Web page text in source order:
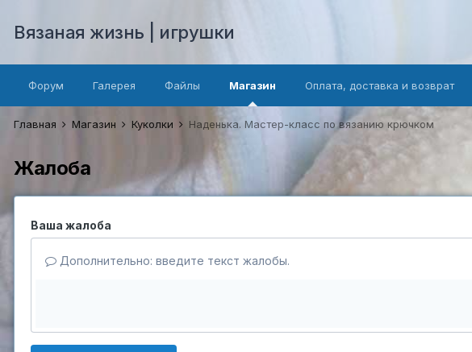
Вязаная жизнь | игрушки
Форум Галерея Файлы Магазин Оплата, доставка и возврат
Главная Магазин Куколки Наденька. Мастер-класс по вязанию крючком
Жалоба
Ваша жалоба
Дополнительно: введите текст жалобы.